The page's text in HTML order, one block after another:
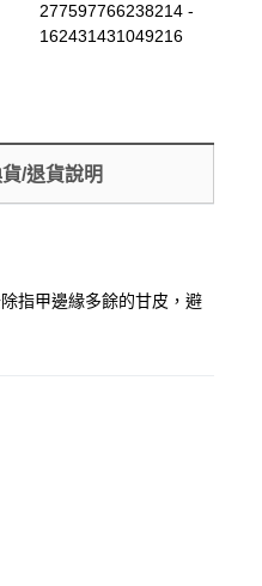
277597766238214 -
162431431049216
/退貨說明
指甲邊緣多餘的甘皮，避